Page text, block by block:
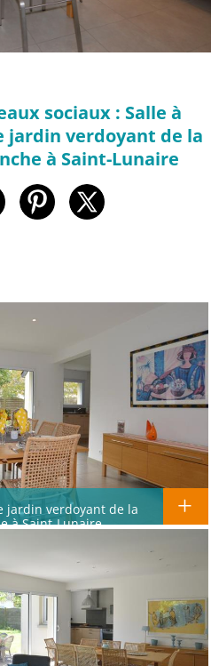
sociaux : Salle à
jardin verdoyant de la
à Saint-Lunaire
jardin verdoyant de la
à Saint-Lunaire